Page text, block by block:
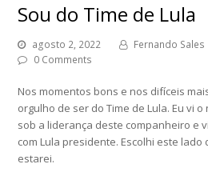
Sou do Time de Lula
agosto 2, 2022 Fernando Sales
0 Comments
Nos momentos bons e nos difíceis
orgulho de ser do Time de Lula. Eu vi
sob a liderança deste companheiro e
com Lula presidente. Escolhi este
estarei.